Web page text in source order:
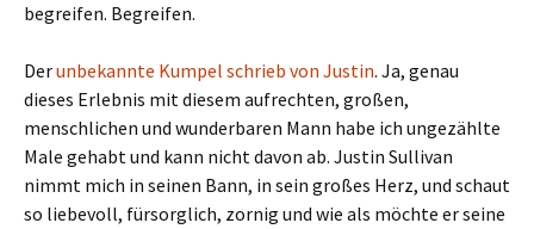
begreifen. Begreifen.
Derunbekannte Kumpel schrieb von Justin. Ja, genau
dieses Erlebnis mit diesem aufrechten, großen,
menschlichen und wunderbaren Mann habe ich ungezählte
Male gehabt und kann nicht davon ab. Justin Sullivan
nimmt mich in seinen Bann, in sein großes Herz, und schaut
so liebevoll, fürsorglich, zornig und wie als möchte er seine